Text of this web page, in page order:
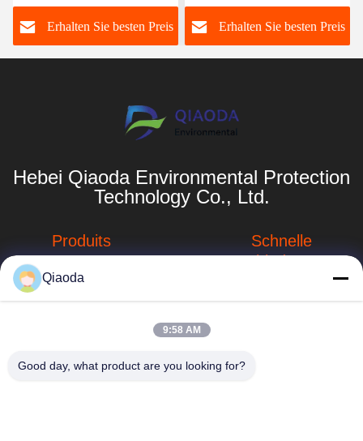
Hersteller 63000m3/h
Erhalten Sie besten Preis
Kraftwerke
Erhalten Sie besten Preis
Hebei Qiaoda Environmental Protection
Technology Co., Ltd.
Produits
Industrieller
Schweißensdampfauszieher
industriellen
hbkedacc@gmail.com
86-0317-
Schnelle
Verbindungen
Qualitätskontrolle
Qiaoda
9:58 AM
Good day, what product are you looking for?